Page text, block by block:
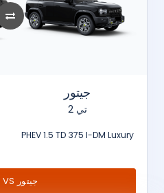
جيتور
تي 2
PHEV 1.5 TD 375 I-DM Luxury
جيب VS جيتور